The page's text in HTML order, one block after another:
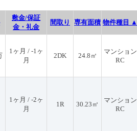
敷金/保証
金・礼金
間取り 専有面積 物件種目 ▲
1ヶ月 / -1ヶ
月
2DK 24.8㎡
マンション
RC
1ヶ月 / -2ヶ
月
1R 30.23㎡
マンション
RC